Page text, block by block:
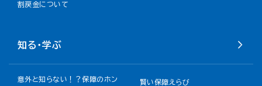
割戻金について​
知る・学ぶ
意外と知らない！？保障のホン
賢い保障えらび